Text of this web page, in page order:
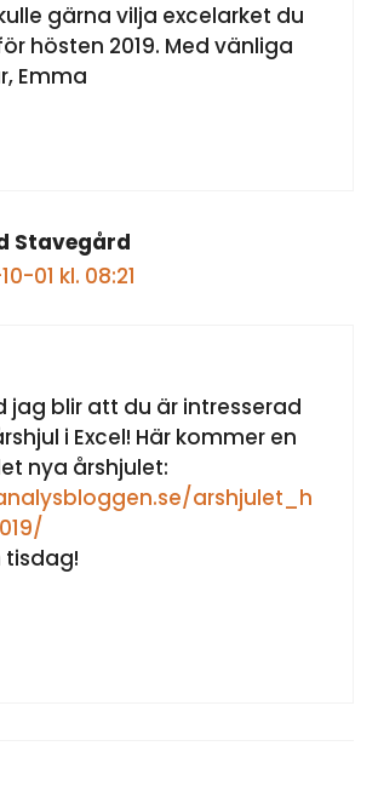
gärna vilja excelarket du
hösten 2019. Med vänliga
Emma
Stavegård
01 kl. 08:21
jag blir att du är intresserad
i Excel! Här kommer en
nya årshjulet:
arshjulet_h
tisdag!